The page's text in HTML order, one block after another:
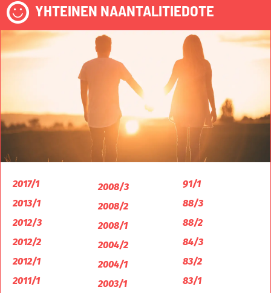
YHTEINEN NAANTALITIEDOTE
2017/1
2013/1
2012/3
2012/2
2012/1
2011/1
2008/3
2008/2
2008/1
2004/2
2004/1
2003/1
91/1
88/3
88/2
84/3
83/2
83/1